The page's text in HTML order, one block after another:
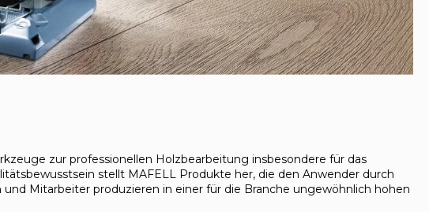
zur professionellen Holzbearbeitung insbesondere für das
stellt MAFELL Produkte her, die den Anwender durch
Mitarbeiter produzieren in einer für die Branche ungewöhnlich hohen